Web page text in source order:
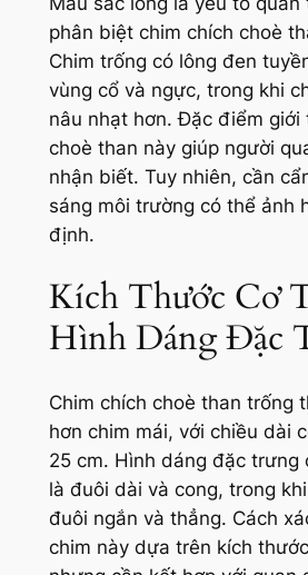
phân biệt chim chích choè
Chim trống có lông đen
vùng cổ và ngực, trong khi
nâu nhạt hơn. Đặc điểm giới
choè than này giúp người
nhận biết. Tuy nhiên, cần
sáng môi trường có thể ảnh
định.
Kích Thước Cơ
Hình Dáng Đặc
Chim chích choè than trống
hơn chim mái, với chiều dài
25 cm. Hình dáng đặc trưng
là đuôi dài và cong, trong
đuôi ngắn và thẳng. Cách
chim này dựa trên kích